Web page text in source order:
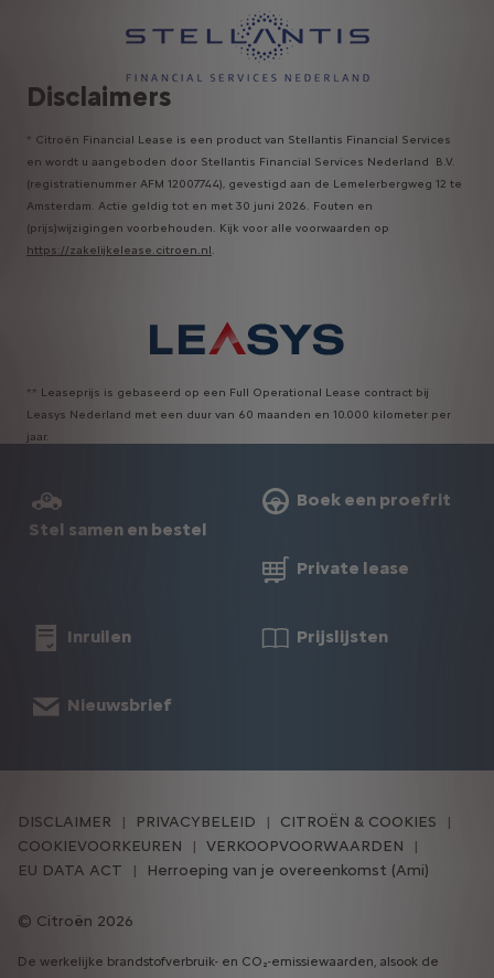
Disclaimers
* Citroën Financial Lease is een product van Stellantis Financial Services
en wordt u aangeboden door Stellantis Financial Services Nederland B.V.
(registratienummer AFM 12007744), gevestigd aan de Lemelerbergweg 12 te
Amsterdam. Actie geldig tot en met 30 juni 2026. Fouten en
(prijs)wijzigingen voorbehouden. Kijk voor alle voorwaarden op
https://zakelijkelease.citroen.nl.
** Leaseprijs is gebaseerd op een Full Operational Lease contract bij
Leasys Nederland met een duur van 60 maanden en 10.000 kilometer per
jaar.
Stel samen en bestel
Boek een proefrit
Private lease
Inruilen Prijslijsten
Nieuwsbrief
Citroën 2026
DISCLAIMER PRIVACYBELEID
CITROËN & COOKIES
COOKIEVOORKEUREN
VERKOOPVOORWAARDEN
EU DATA ACT
Herroeping van je overeenkomst (Ami)
De werkelijke brandstofverbruik- en CO₂-emissiewaarden, alsook de